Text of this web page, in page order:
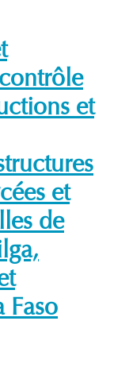
et
et
de
Faso